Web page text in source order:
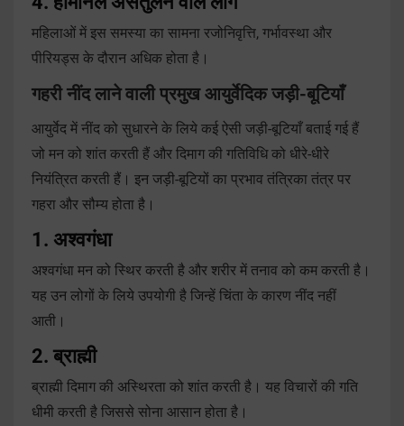
महिलाओं में इस समस्या का सामना रजोनिवृत्ति, गर्भावस्था और
पीरियड्स के दौरान अधिक होता है।
गहरी नींद लाने वाली प्रमुख आयुर्वेदिक जड़ी-बूटियाँ
आयुर्वेद में नींद को सुधारने के लिये कई ऐसी जड़ी-बूटियाँ बताई गई हैं
जो मन को शांत करती हैं और दिमाग की गतिविधि को धीरे-धीरे
नियंत्रित करती हैं। इन जड़ी-बूटियों का प्रभाव तंत्रिका तंत्र पर
गहरा और सौम्य होता है।
1. अश्वगंधा
अश्वगंधा मन को स्थिर करती है और शरीर में तनाव को कम करती है।
यह उन लोगों के लिये उपयोगी है जिन्हें चिंता के कारण नींद नहीं
आती।
2. ब्राह्मी
ब्राह्मी दिमाग की अस्थिरता को शांत करती है। यह विचारों की गति
धीमी करती है जिससे सोना आसान होता है।